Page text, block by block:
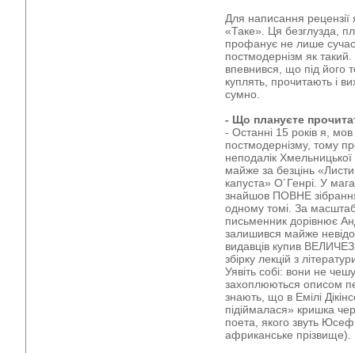
Для написання рецензії
«Таке». Ця безглузда,
профанує не лише
постмодернізм як
впевнився, що під його
куплять, прочитають і
сумно.
- Що плануєте
- Останні 15 років я,
постмодернізму, тому
неподалік Хмельницької
майже за безцінь
капуста» О´Генрі. У
знайшов ПОВНЕ
одному томі. За
письменник дорівнює
залишився майже
видавців купив
збірку лекцій з
Уявіть собі: вони не
захоплюються описом
знають, що в Емілі
підіймалася» кришка
поета, якого звуть
африканське прізвище).